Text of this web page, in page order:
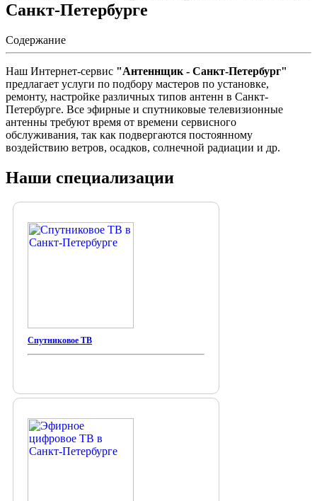
Санкт-Петербурге
Содержание
Наш Интернет-сервис "Антеннщик - Санкт-Петербург"
предлагает услуги по подбору мастеров по установке,
ремонту, настройке различных типов антенн в Санкт-
Петербурге. Все эфирные и спутниковые телевизионные
антенны требуют время от времени сервисного
обслуживания, так как подвергаются постоянному
воздействию ветров, осадков, солнечной радиации и др.
Наши специализации
Спутниковое ТВ